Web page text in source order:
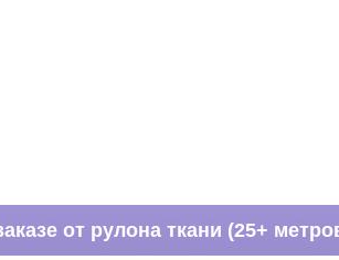
от рулона ткани (25+